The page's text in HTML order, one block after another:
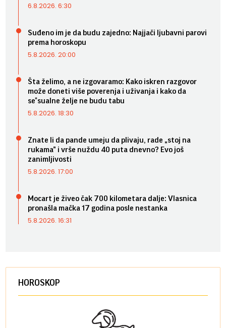
6.8.2026. 6:30
Suđeno im je da budu zajedno: Najjači ljubavni parovi
prema horoskopu
5.8.2026. 20:00
Šta želimo, a ne izgovaramo: Kako iskren razgovor
može doneti više poverenja i uživanja i kako da
se*sualne želje ne budu tabu
5.8.2026. 18:30
Znate li da pande umeju da plivaju, rade „stoj na
rukama” i vrše nuždu 40 puta dnevno? Evo još
zanimljivosti
5.8.2026. 17:00
Mocart je živeo čak 700 kilometara dalje: Vlasnica
pronašla mačka 17 godina posle nestanka
5.8.2026. 16:31
HOROSKOP